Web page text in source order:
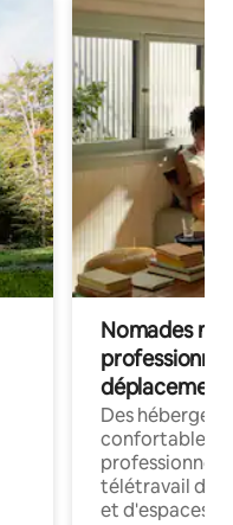
Nomades
déplacement
Des
confortables
professionnels
télétravail
et d'espaces